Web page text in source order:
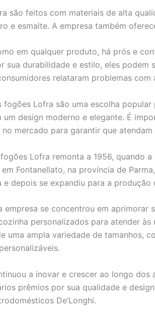
são feitos com materiais de alta
e esmalte. A empresa também
em qualquer produto, há prós e
sua durabilidade e estilo, eles podem
relataram problemas
fogões Lofra são uma escolha
um design moderno e elegante. É
mercado para garantir que
Lofra remonta a 1956, quando
Fontanellato, na província de
e depois se expandiu para a
empresa se concentrou em aprimorar
personalizados para atender
uma ampla variedade de tamanhos,
a inovar e crescer ao longo
prêmios por sua qualidade e
De’Longhi.